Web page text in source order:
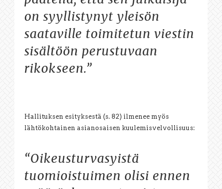
on syyllistynyt yleisön
saataville toimitetun viestin
sisältöön perustuvaan
rikokseen.”
Hallituksen esityksestä (s. 82) ilmenee myös
lähtökohtainen asianosaisen kuulemisvelvollisuus:
“Oikeusturvasyistä
tuomioistuimen olisi ennen